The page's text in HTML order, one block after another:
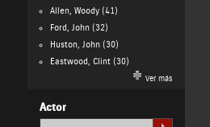
Allen, Woody(41)
Ford, John(32)
Huston, John(30)
Eastwood, Clint(30)
Ver más
Actor